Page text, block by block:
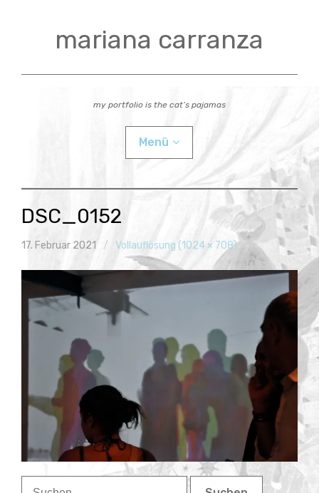
mariana carranza
my portfolio is the cat’s pajamas
Menü
actual
videos
workshops
bio Child-
Menü
Child-
Menü
contact
DSC_0152
17. Februar 2021 Vollauflösung (1024 × 708)